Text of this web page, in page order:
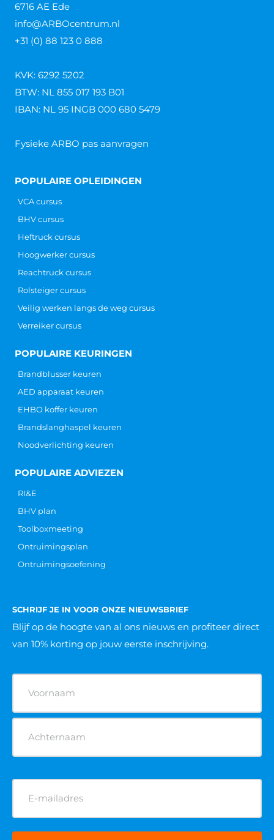
6716 AE Ede
info@ARBOcentrum.nl
+31 (0) 88 123 0 888
KVK: 6292 5202
BTW: NL 855 017 193 B01
IBAN: NL 95 INGB 000 680 5479
Fysieke ARBO pas aanvragen
POPULAIRE OPLEIDINGEN
VCA cursus
BHV cursus
Heftruck cursus
Hoogwerker cursus
Reachtruck cursus
Rolsteiger cursus
Veilig werken langs de weg cursus
Verreiker cursus
POPULAIRE KEURINGEN
Brandblusser keuren
AED apparaat keuren
EHBO koffer keuren
Brandslanghaspel keuren
Noodverlichting keuren
POPULAIRE ADVIEZEN
RI&E
BHV plan
Toolboxmeeting
Ontruimingsplan
Ontruimingsoefening
SCHRIJF JE IN VOOR ONZE NIEUWSBRIEF
Blijf op de hoogte van al ons nieuws en profiteer direct
van 10% korting op jouw eerste inschrijving.
(Vereist)
E-
mailadres
(Vereist)